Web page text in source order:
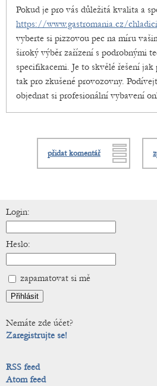
Pokud je pro vás důležitá kvalita a
https://www.gastromania.cz/
vyberte si pizzovou pec na míru
široký výběr zařízení s podrobnými
specifikacemi. Je to skvělé řešení
tak pro zkušené provozovny.
objednat si profesionální vybavení
přidat komentář
Login:
Heslo:
zapamatovat si mě
Nemáte zde účet?
Zaregistrujte se!
RSS feed
Atom feed